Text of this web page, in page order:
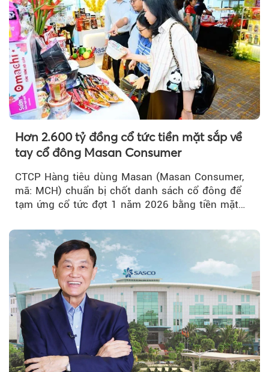
Hơn 2.600 tỷ đồng cổ tức tiền mặt sắp về
tay cổ đông Masan Consumer
CTCP Hàng tiêu dùng Masan (Masan Consumer,
mã: MCH) chuẩn bị chốt danh sách cổ đông để
tạm ứng cổ tức đợt 1 năm 2026 bằng tiền mặt